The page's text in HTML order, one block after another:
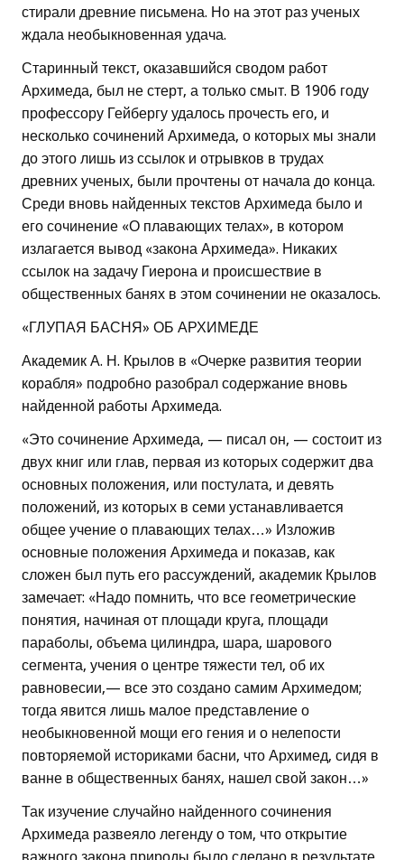
стирали древние письмена. Но на этот раз ученых
ждала необыкновенная удача.
Старинный текст, оказавшийся сводом работ
Архимеда, был не стерт, а только смыт. В 1906 году
профессору Гейбергу удалось прочесть его, и
несколько сочинений Архимеда, о которых мы знали
до этого лишь из ссылок и отрывков в трудах
древних ученых, были прочтены от начала до конца.
Среди вновь найденных текстов Архимеда было и
его сочинение «О плавающих телах», в котором
излагается вывод «закона Архимеда». Никаких
ссылок на задачу Гиерона и происшествие в
общественных банях в этом сочинении не оказалось.
«ГЛУПАЯ БАСНЯ» ОБ АРХИМЕДЕ
Академик А. Н. Крылов в «Очерке развития теории
корабля» подробно разобрал содержание вновь
найденной работы Архимеда.
«Это сочинение Архимеда, — писал он, — состоит из
двух книг или глав, первая из которых содержит два
основных положения, или постулата, и девять
положений, из которых в семи устанавливается
общее учение о плавающих телах…» Изложив
основные положения Архимеда и показав, как
сложен был путь его рассуждений, академик Крылов
замечает: «Надо помнить, что все геометрические
понятия, начиная от площади круга, площади
параболы, объема цилиндра, шара, шарового
сегмента, учения о центре тяжести тел, об их
равновесии,— все это создано самим Архимедом;
тогда явится лишь малое представление о
необыкновенной мощи его гения и о нелепости
повторяемой историками басни, что Архимед, сидя в
ванне в общественных банях, нашел свой закон…»
Так изучение случайно найденного сочинения
Архимеда развеяло легенду о том, что открытие